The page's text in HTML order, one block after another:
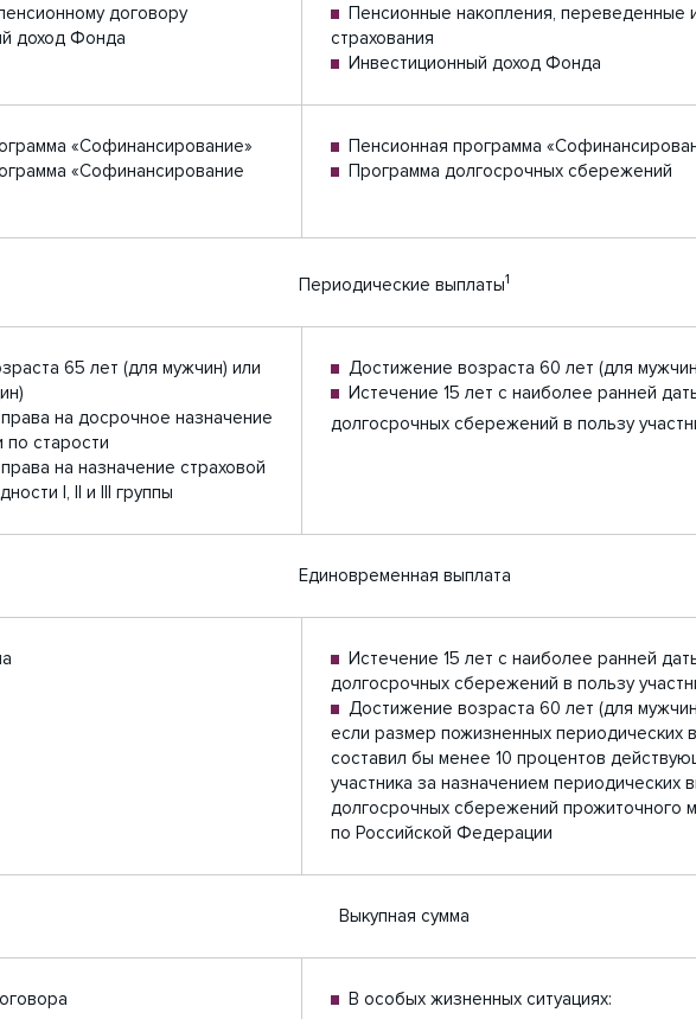
договору
доход Фонда
Пенсионные накопления, переведенные
страхования
Инвестиционный доход Фонда
«Софинансирование»
«Софинансирование
Пенсионная программа
Программа долгосрочных сбережений
Периодические выплаты1
65 лет (для мужчин) или
на досрочное назначение
по старости
на назначение страховой
I, II и III группы
Достижение возраста 60 лет (для
Истечение 15 лет с наиболее ранней
долгосрочных сбережений в пользу
Единовременная выплата
Истечение 15 лет с наиболее ранней
долгосрочных сбережений в пользу
Достижение возраста 60 лет (для
если размер пожизненных периодических
составил бы менее 10 процентов
участника за назначением периодических
долгосрочных сбережений прожиточного
по Российской Федерации
Выкупная сумма
В особых жизненных ситуациях: